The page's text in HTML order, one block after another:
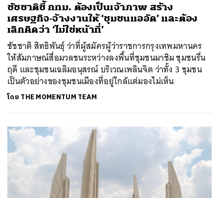
ชัชชาติชี้ กทม. ต้องเป็นเจ้าภาพ สร้าง
เศรษฐกิจ-จ้างงานให้ ‘ชุมชนแออัด’ และต้อง
เลิกคิดว่า ‘ไม่ใช่หน้าที่’
ชัชชาติ สิทธิพันธุ์ ว่าที่ผู้สมัครผู้ว่าราชการกรุงเทพมหานคร
ให้สัมภาษณ์สื่อมวลชนระหว่างลงพื้นที่ชุมชนมาชิม ชุมชนรื่น
ฤดี และชุมชนเฉลิมอนุสรณ์ บริเวณเพลินจิต ว่าทั้ง 3 ชุมชน
เป็นตัวอย่างของชุมชนเมืองที่อยู่ใกล้แต่มองไม่เห็น
โดย THE MOMENTUM TEAM